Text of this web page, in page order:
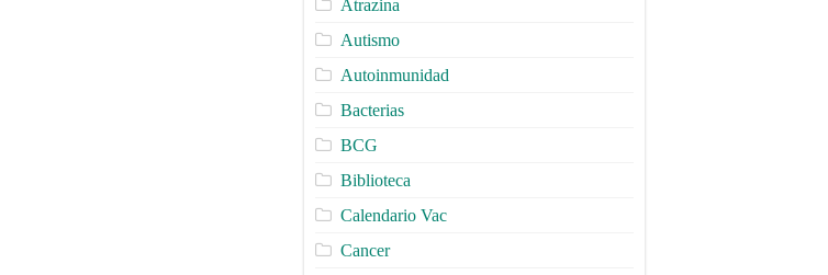
Atrazina
Autismo
Autoinmunidad
Bacterias
BCG
Biblioteca
Calendario Vac
Cancer